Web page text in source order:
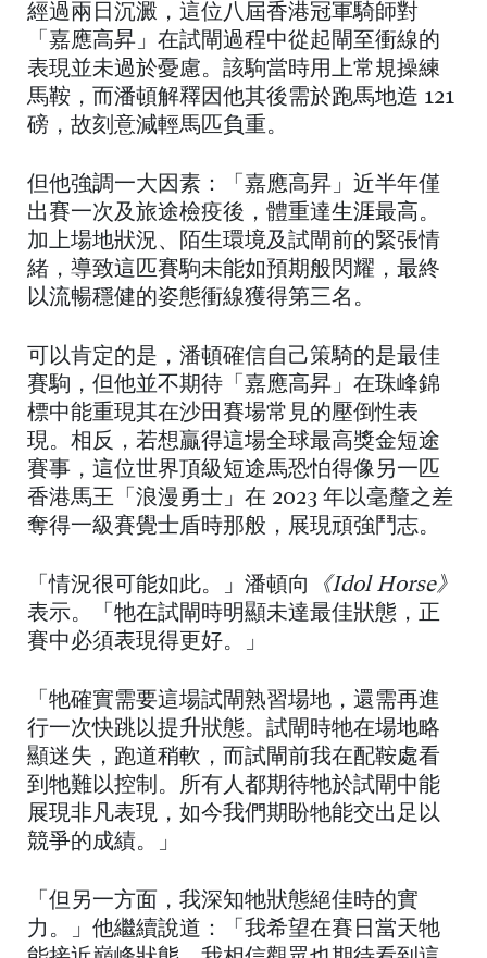
經過兩日沉澱，這位八屆香港冠軍騎師對
「嘉應高昇」在試閘過程中從起閘至衝線的
表現並未過於憂慮。該駒當時用上常規操練
馬鞍，而潘頓解釋因他其後需於跑馬地造 121
磅，故刻意減輕馬匹負重。
但他強調一大因素：「嘉應高昇」近半年僅
出賽一次及旅途檢疫後，體重達生涯最高。
加上場地狀況、陌生環境及試閘前的緊張情
緒，導致這匹賽駒未能如預期般閃耀，最終
以流暢穩健的姿態衝線獲得第三名。
可以肯定的是，潘頓確信自己策騎的是最佳
賽駒，但他並不期待「嘉應高昇」在珠峰錦
標中能重現其在沙田賽場常見的壓倒性表
現。相反，若想贏得這場全球最高獎金短途
賽事，這位世界頂級短途馬恐怕得像另一匹
香港馬王「浪漫勇士」在 2023 年以毫釐之差
奪得一級賽覺士盾時那般，展現頑強鬥志。
「情況很可能如此。」潘頓向
《Idol Horse》
表示。「牠在試閘時明顯未達最佳狀態，正
賽中必須表現得更好。」
「牠確實需要這場試閘熟習場地，還需再進
行一次快跳以提升狀態。試閘時牠在場地略
顯迷失，跑道稍軟，而試閘前我在配鞍處看
到牠難以控制。所有人都期待牠於試閘中能
展現非凡表現，如今我們期盼牠能交出足以
競爭的成績。」
「但另一方面，我深知牠狀態絕佳時的實
力。」他繼續說道：「我希望在賽日當天牠